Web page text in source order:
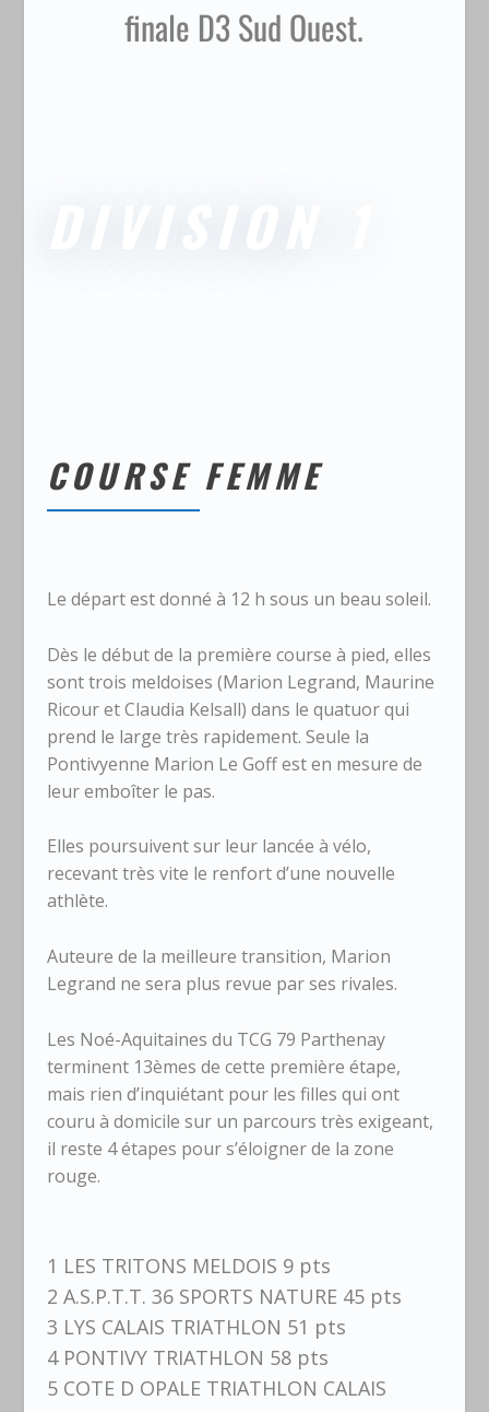
finale D3 Sud Ouest.
COURSE FEMME
Le départ est donné à 12 h sous un beau soleil.
Dès le début de la première course à pied, elles
sont trois meldoises (Marion Legrand, Maurine
Ricour et Claudia Kelsall) dans le quatuor qui
prend le large très rapidement. Seule la
Pontivyenne Marion Le Goff est en mesure de
leur emboîter le pas.
Elles poursuivent sur leur lancée à vélo,
recevant très vite le renfort d’une nouvelle
athlète.
Auteure de la meilleure transition, Marion
Legrand ne sera plus revue par ses rivales.
Les Noé-Aquitaines du TCG 79 Parthenay
terminent 13èmes de cette première étape,
mais rien d’inquiétant pour les filles qui ont
couru à domicile sur un parcours très exigeant,
il reste 4 étapes pour s’éloigner de la zone
rouge.
1 LES TRITONS MELDOIS 9 pts
2 A.S.P.T.T. 36 SPORTS NATURE 45 pts
3 LYS CALAIS TRIATHLON 51 pts
4 PONTIVY TRIATHLON 58 pts
5 COTE D OPALE TRIATHLON CALAIS